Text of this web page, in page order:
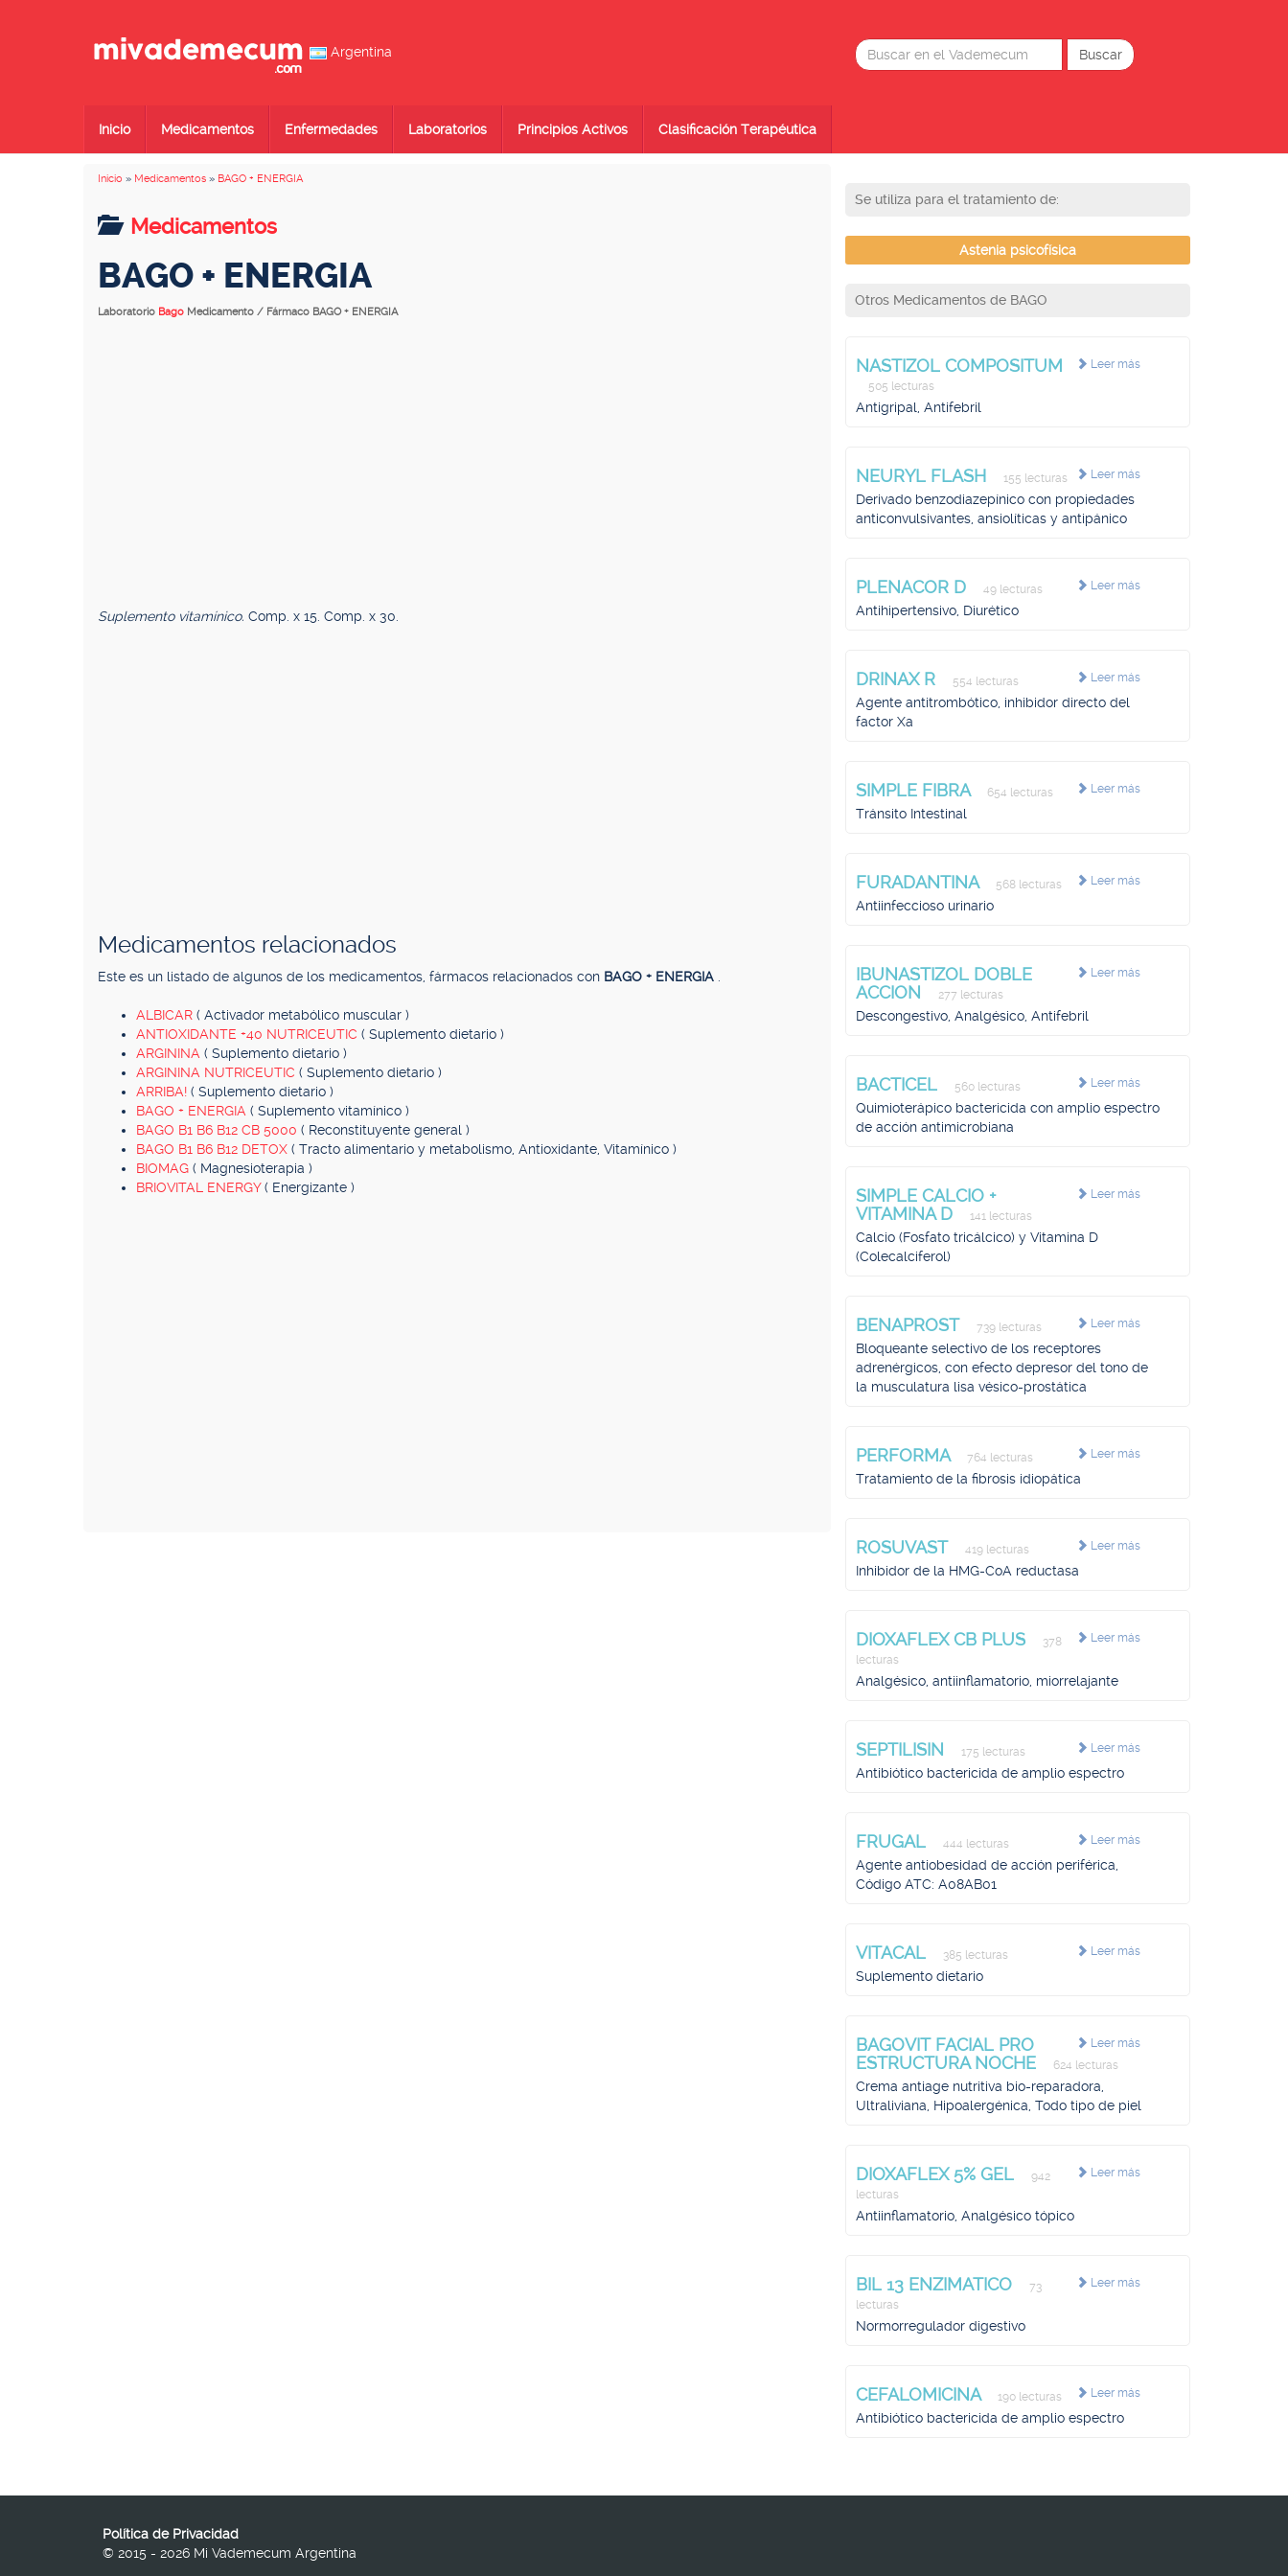
Argentina
Inicio Medicamentos Enfermedades Laboratorios Principios Activos Clasificación Terapéutica
Inicio » Medicamentos » BAGO + ENERGIA
Medicamentos
BAGO + ENERGIA
Laboratorio Bago Medicamento / Fármaco BAGO + ENERGIA
Suplemento vitamínico. Comp. x 15. Comp. x 30.
Medicamentos relacionados
Este es un listado de algunos de los medicamentos, fármacos relacionados con BAGO + ENERGIA
ALBICAR ( Activador metabólico muscular )
ANTIOXIDANTE +40 NUTRICEUTIC ( Suplemento dietario )
ARGININA ( Suplemento dietario )
ARGININA NUTRICEUTIC ( Suplemento dietario )
ARRIBA! ( Suplemento dietario )
BAGO + ENERGIA ( Suplemento vitamínico )
BAGO B1 B6 B12 CB 5000 ( Reconstituyente general )
BAGO B1 B6 B12 DETOX ( Tracto alimentario y metabolismo, Antioxidante, Vitamínico )
BIOMAG ( Magnesioterapia )
BRIOVITAL ENERGY( Energizante )
Se utiliza para el tratamiento de:
Astenia psicofísica
Otros Medicamentos de BAGO
Leer más
NASTIZOL COMPOSITUM
505 lecturas
Antigripal, Antifebril
Leer más
NEURYL FLASH 155 lecturas
Derivado benzodiazepínico con propiedades
anticonvulsivantes, ansiolíticas y antipánico
Leer más
PLENACOR D 49 lecturas
Antihipertensivo, Diurético
Leer más
DRINAX R 554 lecturas
Agente antitrombótico, inhibidor directo del
factor Xa
Leer más
SIMPLE FIBRA 654 lecturas
Tránsito Intestinal
Leer más
FURADANTINA 568 lecturas
Antiinfeccioso urinario
Leer más
IBUNASTIZOL DOBLE
ACCION
277 lecturas
Descongestivo, Analgésico, Antifebril
Leer más
BACTICEL 560 lecturas
Quimioterápico bactericida con amplio espectro
de acción antimicrobiana
Leer más
SIMPLE CALCIO +
VITAMINA D
141 lecturas
Calcio (Fosfato tricálcico) y Vitamina D
(Colecalciferol)
Leer más
BENAPROST 739 lecturas
Bloqueante selectivo de los receptores
adrenérgicos, con efecto depresor del tono de
la musculatura lisa vésico-prostática
Leer más
PERFORMA 764 lecturas
Tratamiento de la fibrosis idiopática
Leer más
ROSUVAST 419 lecturas
Inhibidor de la HMG-CoA reductasa
Leer más
DIOXAFLEX CB PLUS
378
lecturas
Analgésico, antiinflamatorio, miorrelajante
Leer más
SEPTILISIN 175 lecturas
Antibiótico bactericida de amplio espectro
Leer más
FRUGAL 444 lecturas
Agente antiobesidad de acción periférica,
Código ATC: A08AB01
Leer más
VITACAL 385 lecturas
Suplemento dietario
Leer más
BAGOVIT FACIAL PRO
ESTRUCTURA NOCHE
624 lecturas
Crema antiage nutritiva bio-reparadora,
Ultraliviana, Hipoalergénica, Todo tipo de piel
Leer más
DIOXAFLEX 5% GEL
942
lecturas
Antiinflamatorio, Analgésico tópico
Leer más
BIL 13 ENZIMATICO
73
lecturas
Normorregulador digestivo
Leer más
CEFALOMICINA 190 lecturas
Antibiótico bactericida de amplio espectro
Política de Privacidad
© 2015 - 2026 Mi Vademecum Argentina